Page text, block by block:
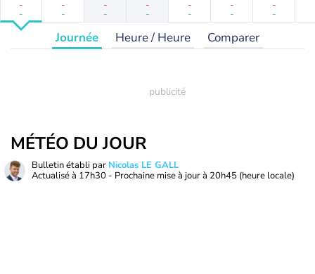
-
-
-
-
-
-
-
-
-
-
-
-
-
-
Journée Heure / Heure Comparer
MÉTÉO DU JOUR
Bulletin établi par Nicolas LE GALL
Actualisé à 17h30 - Prochaine mise à jour à 20h45 (heure locale)